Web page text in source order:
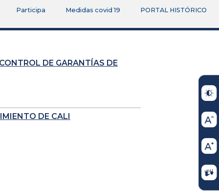
Participa Medidas covid 19 PORTAL HISTÓRICO
DE GARANTÍAS DE
DE CALI